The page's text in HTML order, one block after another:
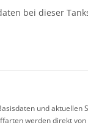
bei dieser
und aktuellen
werden direkt